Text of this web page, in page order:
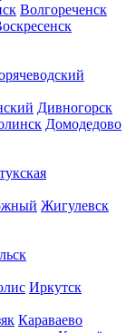
Волгореченск
Дивногорск
Домодедово
Жигулевск
Иркутск
Караваево